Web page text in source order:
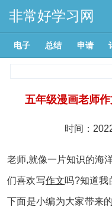
非常好学习网
电子 总结 申请
五年级漫画老师
时间：
老师,就像一片知识的海
们喜欢写作文吗?知道我
下面是小编为大家带来